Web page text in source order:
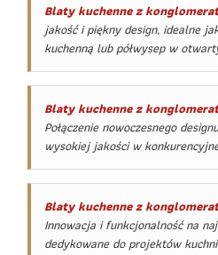
Blaty kuchenne z
jakość i piękny design, idealne
kuchenną lub półwysep w
Blaty kuchenne z
Połączenie nowoczesnego
wysokiej jakości w
Blaty kuchenne z
Innowacja i funkcjonalność na
dedykowane do projektów